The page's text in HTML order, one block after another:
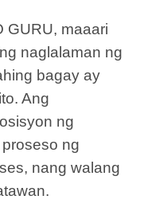
GURU, maaari
naglalaman ng
bagay ay
Ang
ng
ng
nang walang